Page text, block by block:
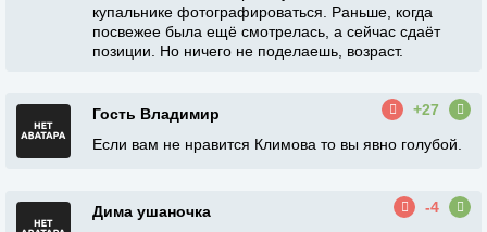
купальнике фотографироваться. Раньше, когда
посвежее была ещё смотрелась, а сейчас сдаёт
позиции. Но ничего не поделаешь, возраст.
Гость Владимир
+27
Если вам не нравится Климова то вы явно голубой.
Дима ушаночка
-4